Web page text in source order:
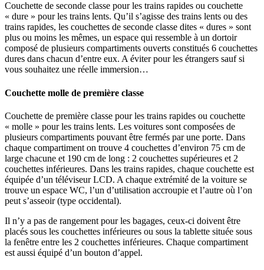
Couchette de seconde classe pour les trains rapides ou couchette
« dure » pour les trains lents. Qu’il s’agisse des trains lents ou des
trains rapides, les couchettes de seconde classe dites « dures » sont
plus ou moins les mêmes, un espace qui ressemble à un dortoir
composé de plusieurs compartiments ouverts constitués 6 couchettes
dures dans chacun d’entre eux. A éviter pour les étrangers sauf si
vous souhaitez une réelle immersion…
Couchette molle de première classe
Couchette de première classe pour les trains rapides ou couchette
« molle » pour les trains lents. Les voitures sont composées de
plusieurs compartiments pouvant être fermés par une porte. Dans
chaque compartiment on trouve 4 couchettes d’environ 75 cm de
large chacune et 190 cm de long : 2 couchettes supérieures et 2
couchettes inférieures. Dans les trains rapides, chaque couchette est
équipée d’un téléviseur LCD. A chaque extrémité de la voiture se
trouve un espace WC, l’un d’utilisation accroupie et l’autre où l’on
peut s’asseoir (type occidental).
Il n’y a pas de rangement pour les bagages, ceux-ci doivent être
placés sous les couchettes inférieures ou sous la tablette située sous
la fenêtre entre les 2 couchettes inférieures. Chaque compartiment
est aussi équipé d’un bouton d’appel.